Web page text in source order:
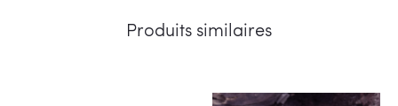
Produits similaires